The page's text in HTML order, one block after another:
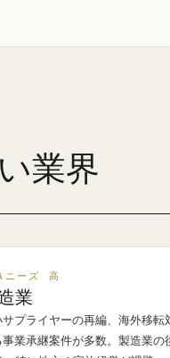
業界
ニーズ 高
業
サプライヤーの再編、海外移転
事業承継案件が多数。製造業の